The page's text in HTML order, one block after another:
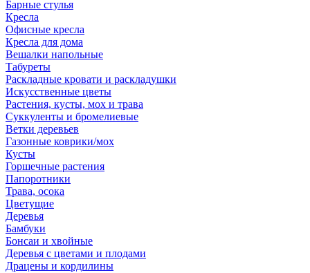
Барные стулья
Кресла
Офисные кресла
Кресла для дома
Вешалки напольные
Табуреты
Раскладные кровати и раскладушки
Искусственные цветы
Растения, кусты, мох и трава
Суккуленты и бромелиевые
Ветки деревьев
Газонные коврики/мох
Кусты
Горшечные растения
Папоротники
Трава, осока
Цветущие
Деревья
Бамбуки
Бонсаи и хвойные
Деревья с цветами и плодами
Драцены и кордилины